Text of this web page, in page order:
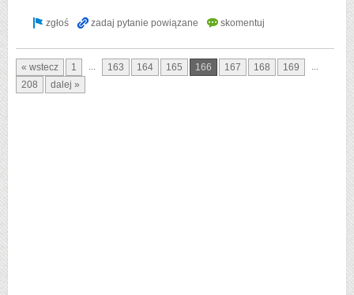
« wstecz 1 ... 163 164 165 166 167 168 169
...
208
dalej »